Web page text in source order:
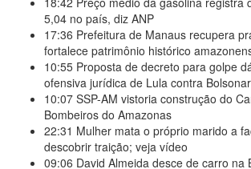
5,04 no país, diz ANP
17:36 Prefeitura de Manaus recupera
fortalece patrimônio histórico
10:55 Proposta de decreto para golpe
ofensiva jurídica de Lula contra
10:07 SSP-AM vistoria construção do
Bombeiros do Amazonas
22:31 Mulher mata o próprio marido a
descobrir traição; veja vídeo
09:06 David Almeida desce de carro na